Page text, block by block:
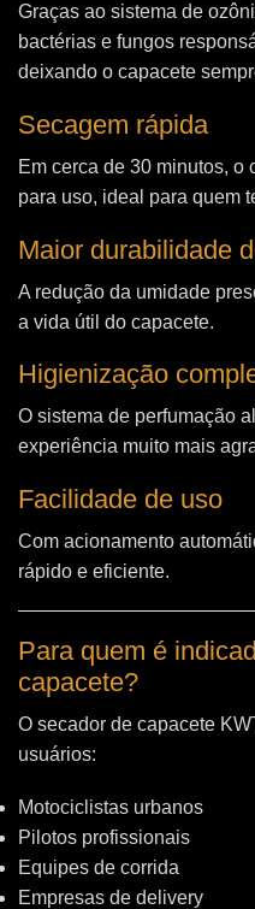
Graças ao sistema de
bactérias e fungos
deixando o capacete
Secagem rápida
Em cerca de 30 minutos, o
para uso, ideal para quem
Maior durabilidade
A redução da umidade
a vida útil do capacete.
Higienização
O sistema de perfumação
experiência muito mais
Facilidade de uso
Com acionamento
rápido e eficiente.
Para quem é
capacete?
O secador de capacete
usuários:
Motociclistas urbanos
Pilotos profissionais
Equipes de corrida
Empresas de delivery